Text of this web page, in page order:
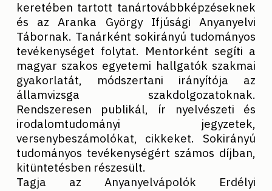
keretében tartott tanártovábbképzéseknek
és az Aranka György Ifjúsági Anyanyelvi
Tábornak. Tanárként sokirányú tudományos
tevékenységet folytat. Mentorként segíti a
magyar szakos egyetemi hallgatók szakmai
gyakorlatát, módszertani irányítója az
államvizsga szakdolgozatoknak.
Rendszeresen publikál, ír nyelvészeti és
irodalomtudományi jegyzetek,
versenybeszámolókat, cikkeket. Sokirányú
tudományos tevékenységért számos díjban,
kitüntetésben részesült.
Tagja az Anyanyelvápolók Erdélyi